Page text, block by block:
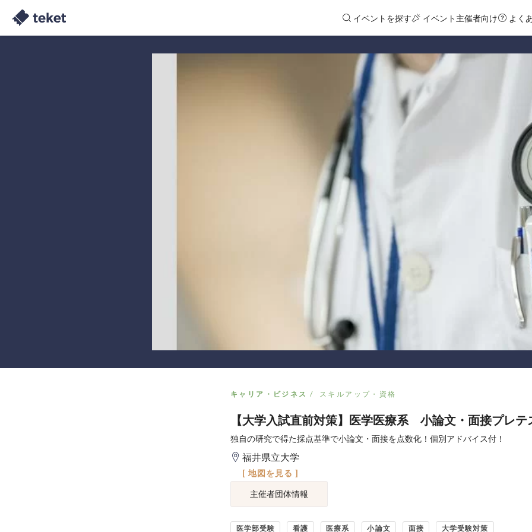
イベントを探す イベント主催者向け よく
キャリア・ビジネス スキルアップ・資格
【大学入試直前対策】医学医療系 小論文・面接プレテ
独自の研究で得た採点基準で小論文・面接を点数化！個別アドバイス付！
福井県立大学
[ 地図を見る ]
主催者団体情報
医学部受験 看護 医療系 小論文 面接 大学受験対策